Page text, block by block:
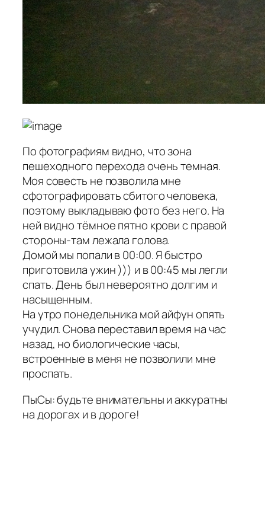
По фотографиям видно, что зона
пешеходного перехода очень темная.
Моя совесть не позволила мне
сфотографировать сбитого человека,
поэтому выкладываю фото без него. На
ней видно тёмное пятно крови с правой
стороны-там лежала голова.
Домой мы попали в 00:00. Я быстро
приготовила ужин ))) и в 00:45 мы легли
спать. День был невероятно долгим и
насыщенным.
На утро понедельника мой айфун опять
учудил. Снова переставил время на час
назад, но биологические часы,
встроенные в меня не позволили мне
проспать.
ПыСы: будьте внимательны и аккуратны
на дорогах и в дороге!